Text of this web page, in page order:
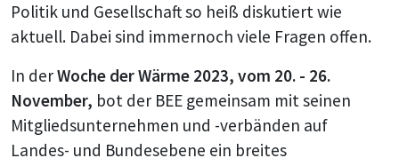
Politik und Gesellschaft so heiß diskutiert wie
aktuell. Dabei sind immernoch viele Fragen offen.
In derWoche der Wärme 2023, vom 20. - 26.
November, bot der BEE gemeinsam mit seinen
Mitgliedsunternehmen und -verbänden auf
Landes- und Bundesebene ein breites